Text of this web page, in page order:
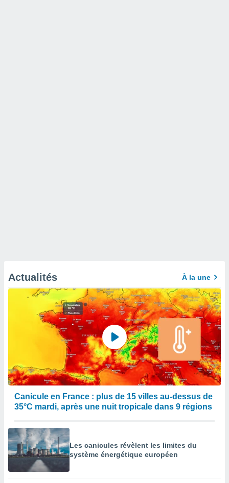
Actualités À la une
Canicule en France : plus de 15 villes au-dessus de
35°C mardi, après une nuit tropicale dans 9 régions
Les canicules révèlent les limites du
système énergétique européen